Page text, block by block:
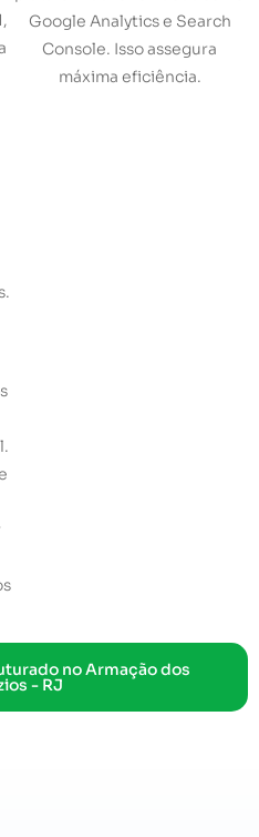
Google Analytics e Search
Console. Isso assegura
máxima eficiência.
no Armação dos
- RJ